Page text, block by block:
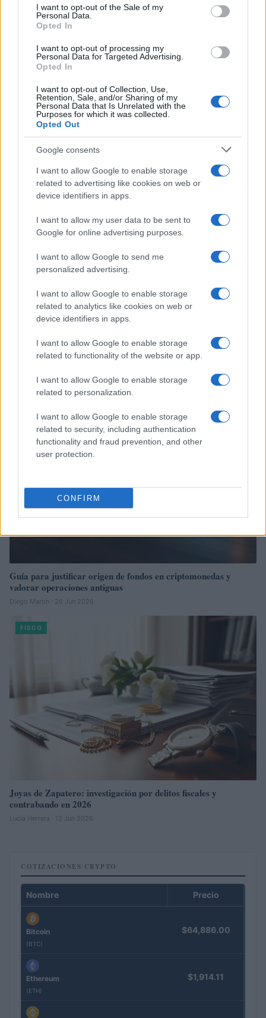
consent section.
I want to opt-out of the Sale of my
Personal Data.
Opted In
I want to opt-out of processing my
Personal Data for Targeted Advertising.
Opted In
I want to opt-out of Collection, Use,
Retention, Sale, and/or Sharing of my
Personal Data that Is Unrelated with the
Purposes for which it was collected.
Opted Out
Google consents
I want to allow Google to enable storage
related to advertising like cookies on web or
device identifiers in apps.
I want to allow my user data to be sent to
Google for online advertising purposes.
I want to allow Google to send me
personalized advertising.
I want to allow Google to enable storage
related to analytics like cookies on web or
device identifiers in apps.
I want to allow Google to enable storage
related to functionality of the website or app.
I want to allow Google to enable storage
related to personalization.
I want to allow Google to enable storage
related to security, including authentication
functionality and fraud prevention, and other
user protection.
CONFIRM
Sigue leyendo
FISCO
Responsabilidad financiera de 3,4 millones: Tribunal de
Marta Ruiz · 27 Jul 2026
Guía para justificar origen de fondos en criptomonedas y
valorar operaciones antiguas
Diego Martín · 28 Jun 2026
FISCO
Joyas de Zapatero: investigación por delitos fiscales y
contrabando en 2026
Lucía Herrera · 13 Jun 2026
COTIZACIONES CRYPTO
Nombre Precio
Bitcoin
(BTC)
$64,886.00
Ethereum
(ETH)
$1,914.11